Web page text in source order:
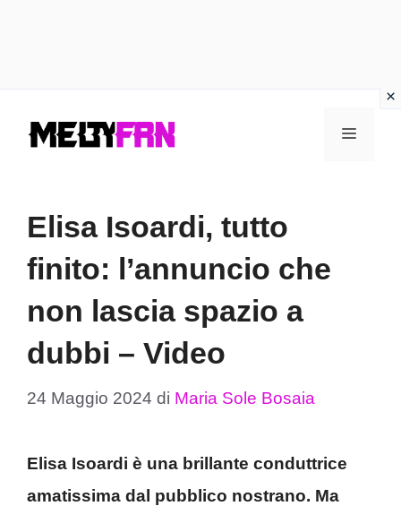
Menu
Elisa Isoardi, tutto
finito: l’annuncio che
non lascia spazio a
dubbi – Video
24 Maggio 2024 di Maria Sole Bosaia
Elisa Isoardi è una brillante conduttrice
amatissima dal pubblico nostrano. Ma